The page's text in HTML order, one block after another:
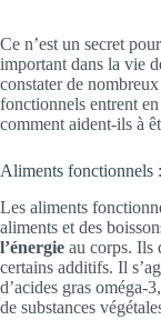
Ce n’est un secret
important dans la vie
constater de
fonctionnels entrent
comment aident-ils à
Aliments fonctionnels
Les aliments
aliments et des
l’énergie au corps. Ils
certains additifs. Il
d’acides gras oméga-
de substances